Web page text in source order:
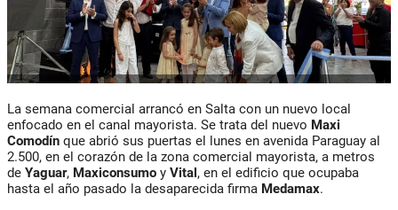
La semana comercial arrancó en Salta con un nuevo local
enfocado en el canal mayorista. Se trata del nuevo Maxi
Comodín que abrió sus puertas el lunes en avenida Paraguay al
2.500, en el corazón de la zona comercial mayorista, a metros
de Yaguar, Maxiconsumo y Vital, en el edificio que ocupaba
hasta el año pasado la desaparecida firma Medamax.